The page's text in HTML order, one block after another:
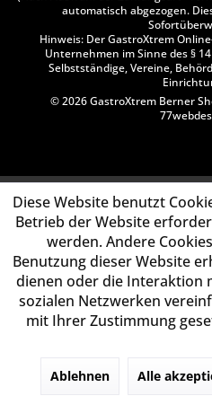
automatisch abgezogen.
Hinweis: Der GastroXtrem
Unternehmen im Sinne des §
Selbstständige, Vereine,
© 2026 GastroXtrem Berner
Diese Website benutzt
Betrieb der Website
werden. Andere
Benutzung dieser Website
dienen oder die Interaktion
sozialen Netzwerken
mit Ihrer Zustimmung
Ablehnen Alle